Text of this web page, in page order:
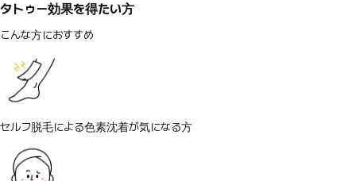
タトゥー効果を得たい方
こんな方におすすめ
セルフ脱毛による色素沈着が気になる方